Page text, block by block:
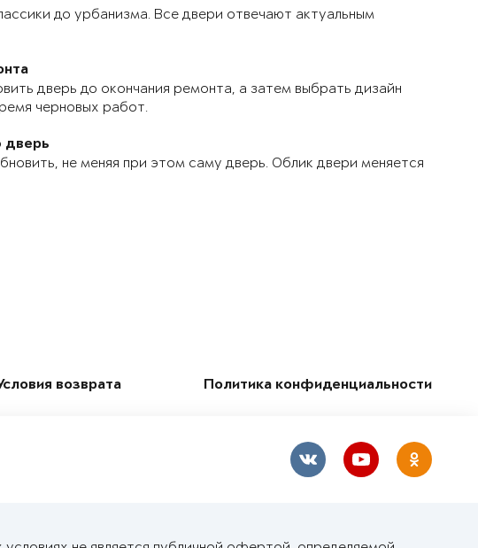
до урбанизма. Все двери отвечают актуальным
дверь до окончания ремонта, а затем выбрать дизайн
черновых работ.
дверь
не меняя при этом саму дверь. Облик двери меняется
возврата Политика конфиденциальности